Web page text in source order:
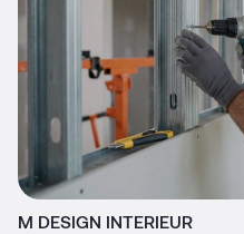
M DESIGN INTERIEUR